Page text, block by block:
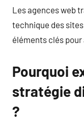
Les agences web
technique des
éléments clés
Pourquoi
stratégie
?